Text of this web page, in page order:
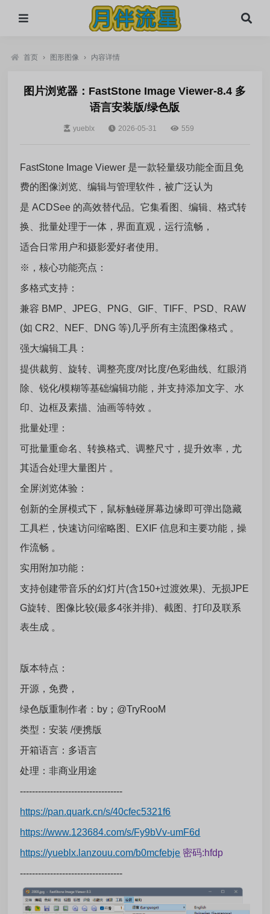
首页 › 图形图像 › 内容详情
图片浏览器：FastStone Image Viewer-8.4 多
语言安装版/绿色版
yueblx 2026-05-31 559
FastStone Image Viewer 是一款轻量级功能全面且免
费的图像浏览、编辑与管理软件，被广泛认为
是 ACDSee 的高效替代品。它集看图、编辑、格式转
换、批量处理于一体，界面直观，运行流畅，
适合日常用户和摄影爱好者使用。
※，核心功能亮点：
多格式支持：
兼容 BMP、JPEG、PNG、GIF、TIFF、PSD、RAW
(如 CR2、NEF、DNG 等)几乎所有主流图像格式 。
强大编辑工具：
提供裁剪、旋转、调整亮度/对比度/色彩曲线、红眼消
除、锐化/模糊等基础编辑功能，并支持添加文字、水
印、边框及素描、油画等特效 。
批量处理：
可批量重命名、转换格式、调整尺寸，提升效率，尤
其适合处理大量图片 。
全屏浏览体验：
创新的全屏模式下，鼠标触碰屏幕边缘即可弹出隐藏
工具栏，快速访问缩略图、EXIF 信息和主要功能，操
作流畅 。
实用附加功能：
支持创建带音乐的幻灯片(含150+过渡效果)、无损JPE
G旋转、图像比较(最多4张并排)、截图、打印及联系
表生成 。
版本特点：
开源，免费，
绿色版重制作者：by；@TryRooM
类型：安装 /便携版
开箱语言：多语言
处理：非商业用途
----------------------------------
https://pan.quark.cn/s/40cfec5321f6
https://www.123684.com/s/Fy9bVv-umF6d
https://yueblx.lanzouu.com/b0mcfebje 密码:hfdp
----------------------------------